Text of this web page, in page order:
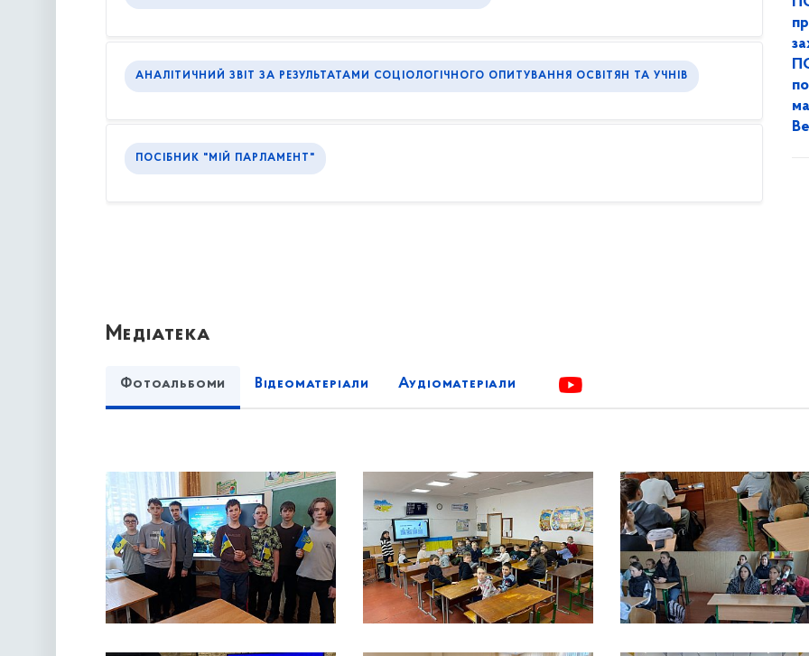
АНАЛІТИЧНИЙ ЗВІТ ЗА РЕЗУЛЬТАТАМИ СОЦІОЛОГІЧНОГО ОПИТУВАННЯ ОСВІТЯН ТА УЧНІВ
ПОСІБНИК "МІЙ ПАРЛАМЕНТ"
Медіатека
Фотоальбоми Відеоматеріали Аудіоматеріали